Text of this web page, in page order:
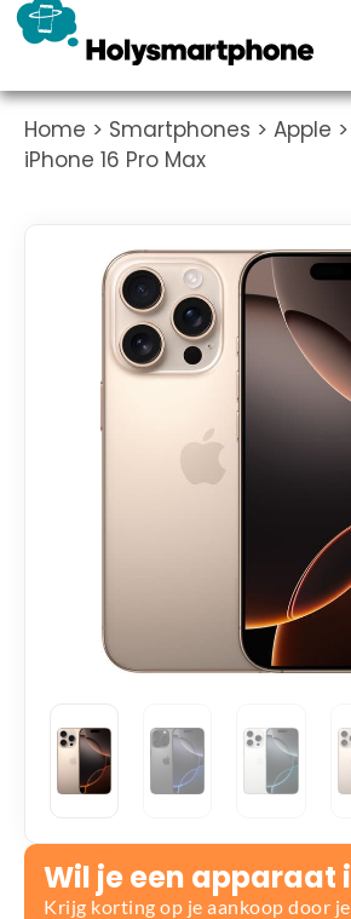
Home > Smartphones > Apple >
iPhone 16 Pro Max
Wil je een apparaat
Krijg korting op je aankoop door